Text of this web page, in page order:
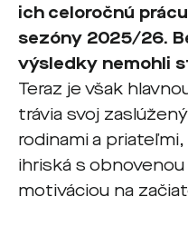
ich celoročnú
sezóny 2025/26.
výsledky nemohli
Teraz je však
trávia svoj
rodinami a
ihriská s obnovenou
motiváciou na